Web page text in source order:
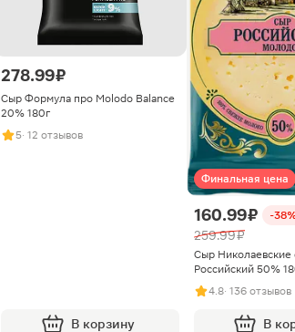
278.99 ₽
Сыр Формула про Molodo Balance
20% 180г
5· 12 отзывов
В корзину
Финальная цена
160.99 ₽ -
259.99 ₽
Сыр Николаевские
Российский 50%
4.8· 136 отзывов
В